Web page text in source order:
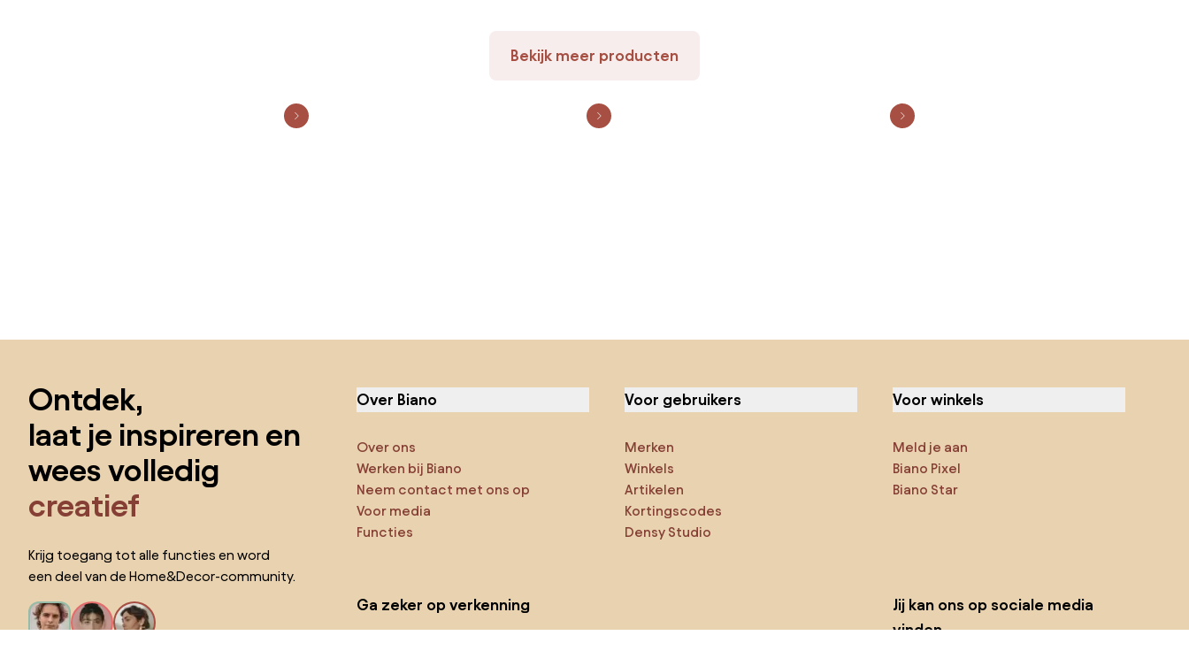
Bekijk meer producten
Ontdek,
laat je inspireren en
wees volledig
creatief
Krijg toegang tot alle functies en word
een deel van de Home&Decor-community.
Over Biano
Over ons
Werken bij Biano
Neem contact met ons op
Voor media
Functies
Voor gebruikers
Merken
Winkels
Artikelen
Kortingscodes
Densy Studio
Voor winkels
Meld je aan
Biano Pixel
Biano Star
Ga zeker op verkenning
Jij kan ons op sociale media
vinden